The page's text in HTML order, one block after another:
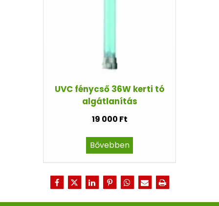
UVC fénycső 36W kerti tó
algátlanítás
19 000 Ft
Bővebben